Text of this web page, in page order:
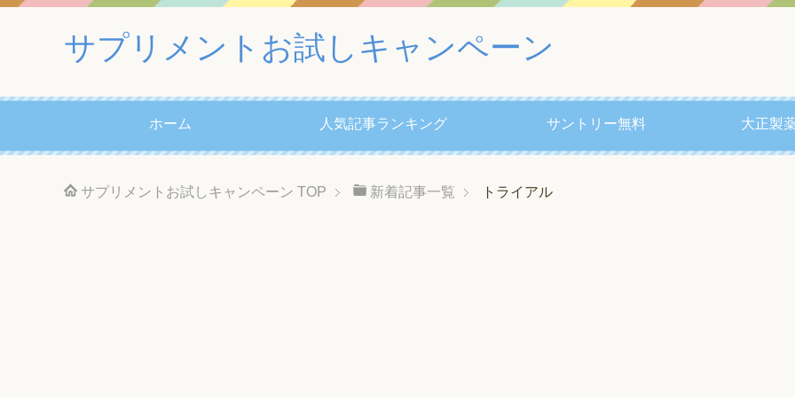
サプリメントお試しキャンペーン
ホーム 人気記事ランキング サントリー無料 大正製
サプリメントお試しキャンペーン TOP 新着記事一覧 トライアル